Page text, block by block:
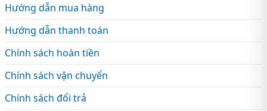
Hướng dẫn mua hàng
Hướng dẫn thanh toán
Chính sách hoàn tiền
Chính sách vận chuyển
Chính sách đổi trả